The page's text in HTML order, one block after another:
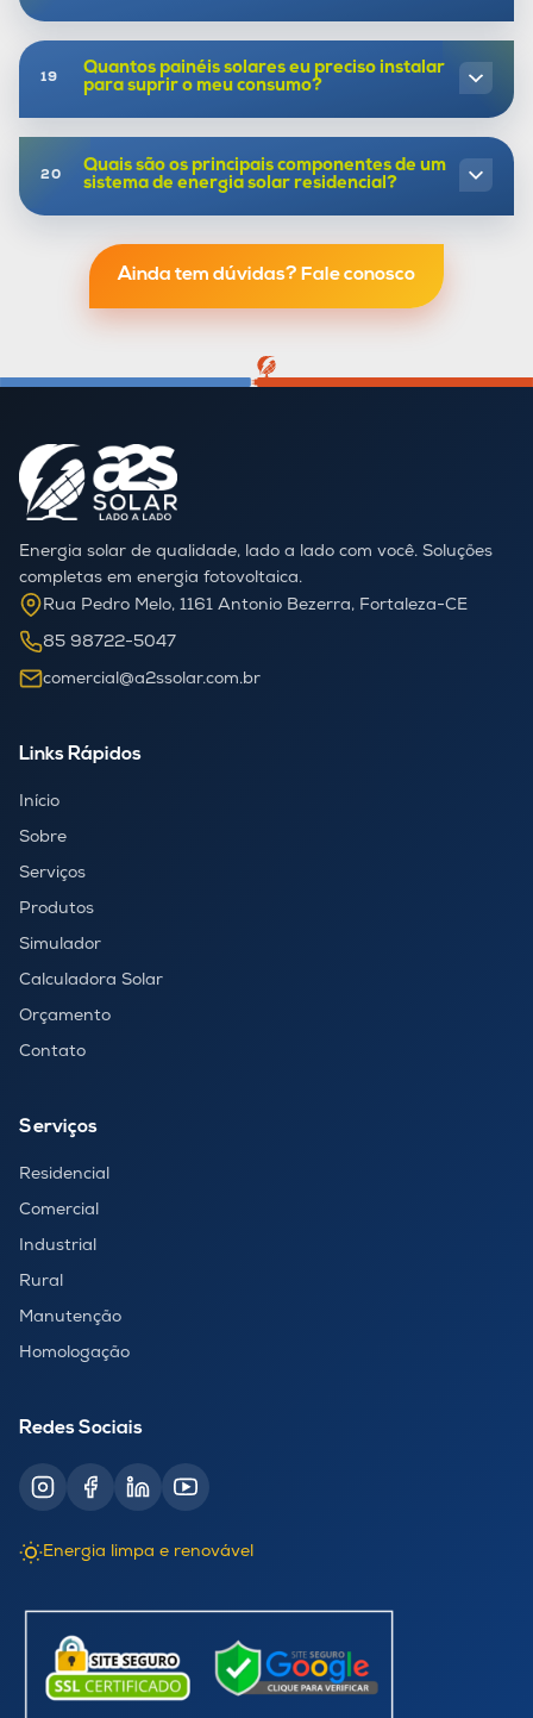
Quantos painéis solares eu preciso instalar
para suprir o meu consumo?
Quais são os principais componentes de um
sistema de energia solar residencial?
Ainda tem dúvidas? Fale conosco
Energia solar de qualidade, lado a lado com você. Soluções
completas em energia fotovoltaica.
Rua Pedro Melo, 1161 Antonio Bezerra, Fortaleza-CE
85 98722-5047
comercial@a2ssolar.com.br
Links Rápidos
Início
Sobre
Serviços
Produtos
Simulador
Calculadora Solar
Orçamento
Contato
Serviços
Residencial
Comercial
Industrial
Rural
Manutenção
Homologação
Redes Sociais
Energia limpa e renovável